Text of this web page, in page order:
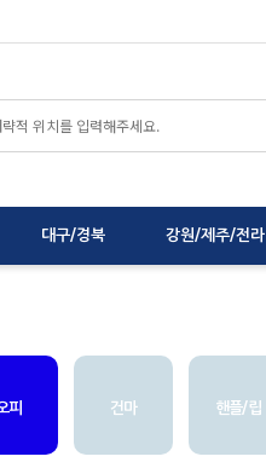
대구/경북 강원/제주/전라
피 건마 핸플/립